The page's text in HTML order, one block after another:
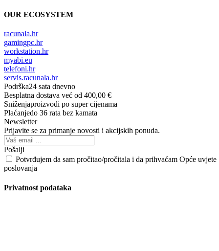
OUR ECOSYSTEM
racunala.hr
gamingpc.hr
workstation.hr
myabi.eu
telefoni.hr
servis.racunala.hr
Podrška24 sata dnevno
Besplatna dostava već od 400,00 €
Sniženjaproizvodi po super cijenama
Plaćanjedo 36 rata bez kamata
Newsletter
Prijavite se za primanje novosti i akcijskih ponuda.
Pošalji
Potvrđujem da sam pročitao/pročitala i da prihvaćam Opće uvjete
poslovanja
Privatnost podataka